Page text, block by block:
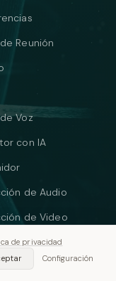
Reunión
Voz
con IA
de Audio
de Video
Voz
de privacidad
Configuración